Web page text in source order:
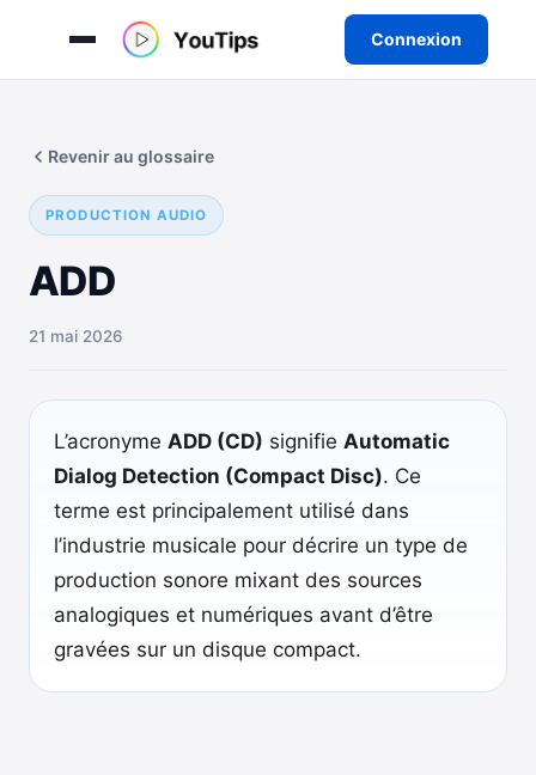
Connexion
contenu
PRODUCTION AUDIO
ADD
Revenir au glossaire
21 mai 2026
L’acronyme ADD (CD) signifie Automatic
Dialog Detection (Compact Disc). Ce
terme est principalement utilisé dans
l’industrie musicale pour décrire un type de
production sonore mixant des sources
analogiques et numériques avant d’être
gravées sur un disque compact.